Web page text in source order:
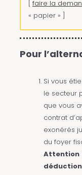
[ faire la
« papier » ]
Pour
Si vous
le secteur
que vous
contrat
exonérés
du foyer
Attention